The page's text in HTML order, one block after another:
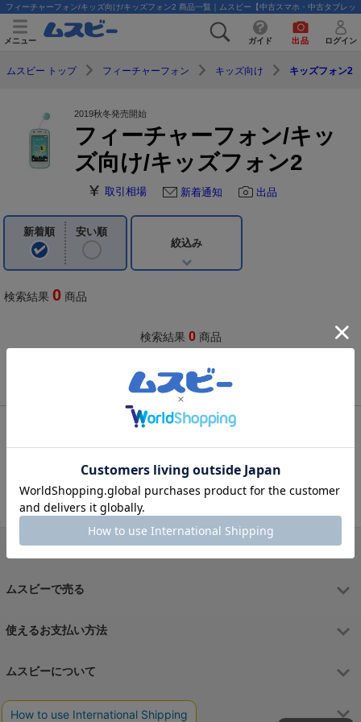
フィーチャーフォン/キッズ向け/キッズフォン2 商品一覧｜ムスビー【中古スマホ・中古タブレッ
メニュー ガイド 出品 ログイン
ムスビー トップ フィーチャーフォン キッズ向け キッズフォン2
2019秋冬発売開始
フィーチャーフォン/キッ
ズ向け/キッズフォン2
取引相場 新着通知 出品
新着順
安い順
絞込み
検索結果 0 商品
検索結果 0商品
フィーチャーフォンのリアルタイムランキング
G'zOne TYPE-XX
3 GRATINA KYF39
4 DIGNOケータイ4
5 AQUOS ケータイ3
ムスビーで買う
ムスビーで売る
使えるお支払い方法
ムスビーについて
運営会社